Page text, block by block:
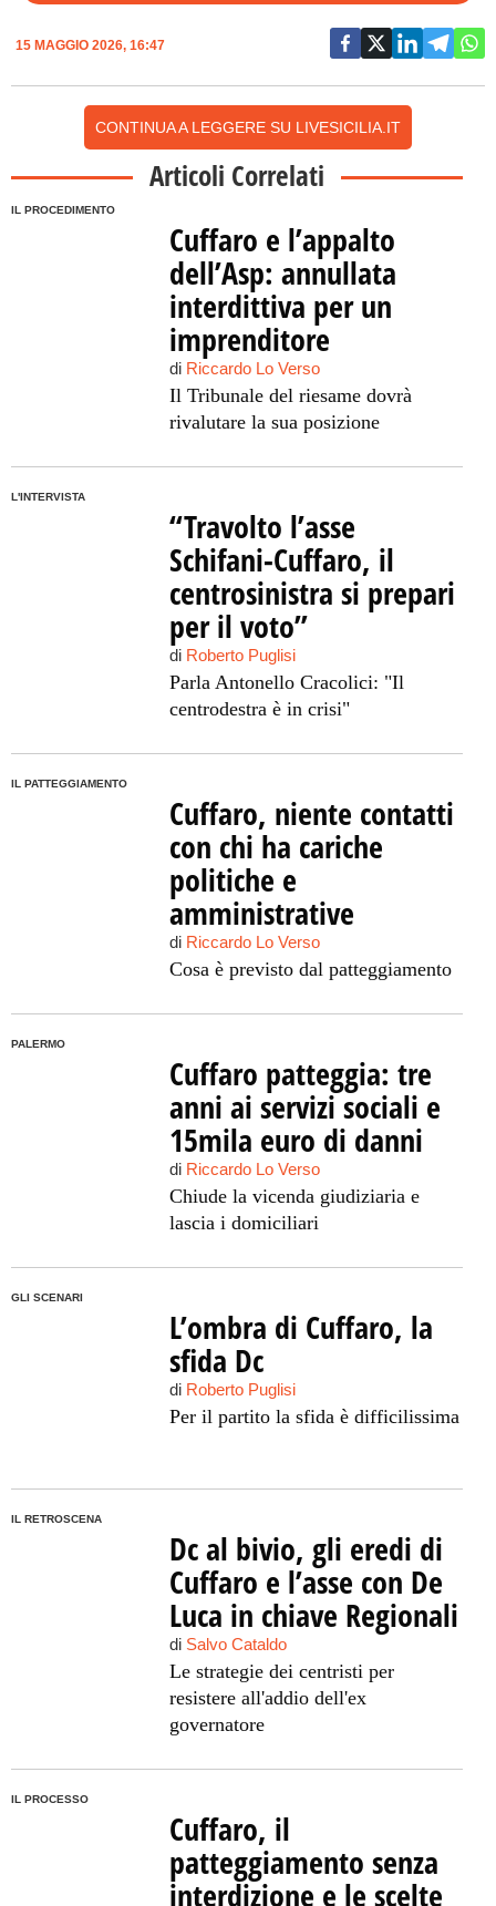
15 MAGGIO 2026, 16:47
CONTINUA A LEGGERE SU LIVESICILIA.IT
Articoli Correlati
IL PROCEDIMENTO
Cuffaro e l’appalto
dell’Asp: annullata
interdittiva per un
imprenditore
di Riccardo Lo Verso
Il Tribunale del riesame dovrà
rivalutare la sua posizione
L'INTERVISTA
“Travolto l’asse
Schifani-Cuffaro, il
centrosinistra si prepari
per il voto”
di Roberto Puglisi
Parla Antonello Cracolici: "Il
centrodestra è in crisi"
IL PATTEGGIAMENTO
Cuffaro, niente contatti
con chi ha cariche
politiche e
amministrative
di Riccardo Lo Verso
Cosa è previsto dal patteggiamento
PALERMO
Cuffaro patteggia: tre
anni ai servizi sociali e
15mila euro di danni
di Riccardo Lo Verso
Chiude la vicenda giudiziaria e
lascia i domiciliari
GLI SCENARI
L’ombra di Cuffaro, la
sfida Dc
di Roberto Puglisi
Per il partito la sfida è difficilissima
IL RETROSCENA
Dc al bivio, gli eredi di
Cuffaro e l’asse con De
Luca in chiave Regionali
di Salvo Cataldo
Le strategie dei centristi per
resistere all'addio dell'ex
governatore
IL PROCESSO
Cuffaro, il
patteggiamento senza
interdizione e le scelte